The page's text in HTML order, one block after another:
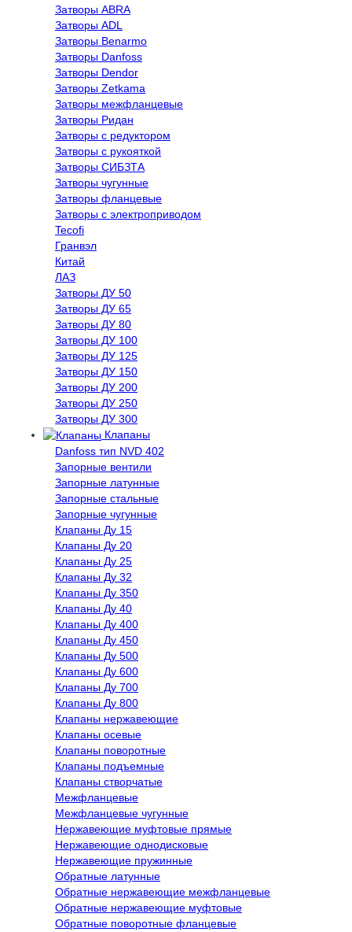
Затворы ABRA
Затворы ADL
Затворы Benarmo
Затворы Danfoss
Затворы Dendor
Затворы Zetkama
Затворы межфланцевые
Затворы Ридан
Затворы с редуктором
Затворы с рукояткой
Затворы СИБЗТА
Затворы чугунные
Затворы фланцевые
Затворы с электроприводом
Tecofi
Гранвэл
Китай
ЛАЗ
Затворы ДУ 50
Затворы ДУ 65
Затворы ДУ 80
Затворы ДУ 100
Затворы ДУ 125
Затворы ДУ 150
Затворы ДУ 200
Затворы ДУ 250
Затворы ДУ 300
Клапаны
Danfoss тип NVD 402
Запорные вентили
Запорные латунные
Запорные стальные
Запорные чугунные
Клапаны Ду 15
Клапаны Ду 20
Клапаны Ду 25
Клапаны Ду 32
Клапаны Ду 350
Клапаны Ду 40
Клапаны Ду 400
Клапаны Ду 450
Клапаны Ду 500
Клапаны Ду 600
Клапаны Ду 700
Клапаны Ду 800
Клапаны нержавеющие
Клапаны осевые
Клапаны поворотные
Клапаны подъемные
Клапаны створчатые
Межфланцевые
Межфланцевые чугунные
Нержавеющие муфтовые прямые
Нержавеющие однодисковые
Нержавеющие пружинные
Обратные латунные
Обратные нержавеющие межфланцевые
Обратные нержавеющие муфтовые
Обратные поворотные фланцевые